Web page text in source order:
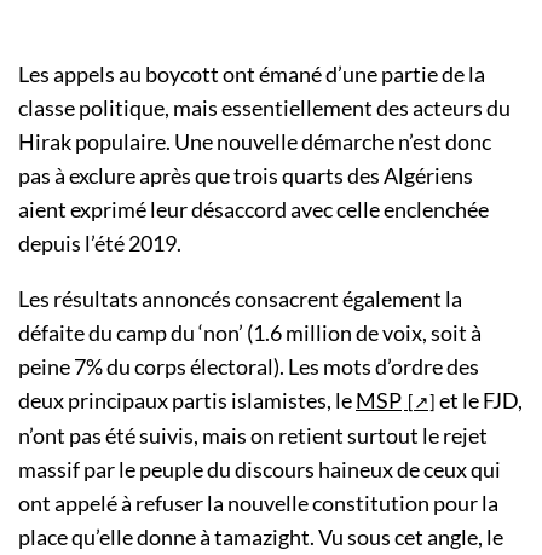
Les appels au boycott ont émané d’une partie de la
classe politique, mais essentiellement des acteurs du
Hirak populaire. Une nouvelle démarche n’est donc
pas à exclure après que trois quarts des Algériens
aient exprimé leur désaccord avec celle enclenchée
depuis l’été 2019.
Les résultats annoncés consacrent également la
défaite du camp du ‘non’ (1.6 million de voix, soit à
peine 7% du corps électoral). Les mots d’ordre des
deux principaux partis islamistes, leMSP
et le FJD,
n’ont pas été suivis, mais on retient surtout le rejet
massif par le peuple du discours haineux de ceux qui
ont appelé à refuser la nouvelle constitution pour la
place qu’elle donne à tamazight. Vu sous cet angle, le